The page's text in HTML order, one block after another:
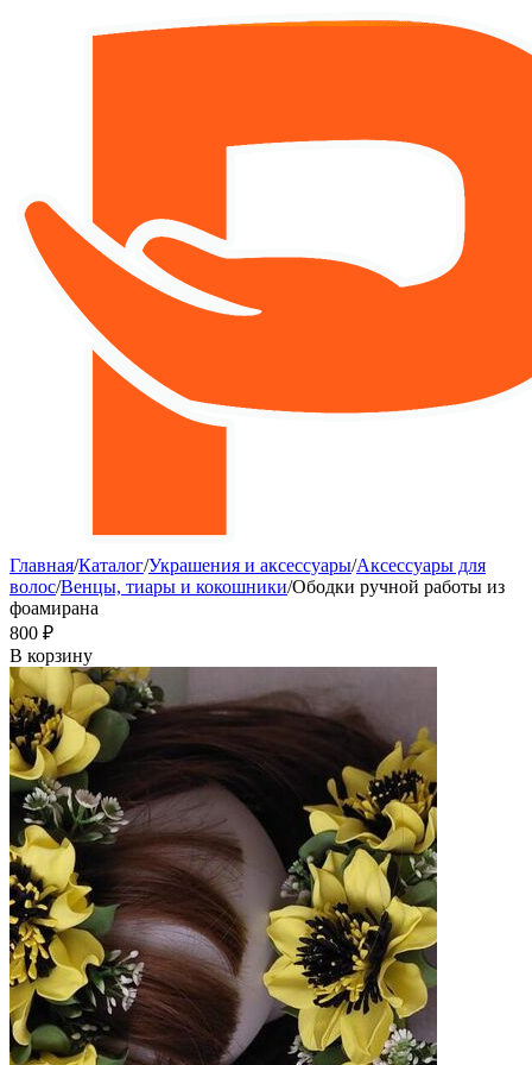
Главная/Каталог/Украшения и аксессуары/Аксессуары для
волос/Венцы, тиары и кокошники/Ободки ручной работы из
фоамирана
‍800‍ ₽
В корзину